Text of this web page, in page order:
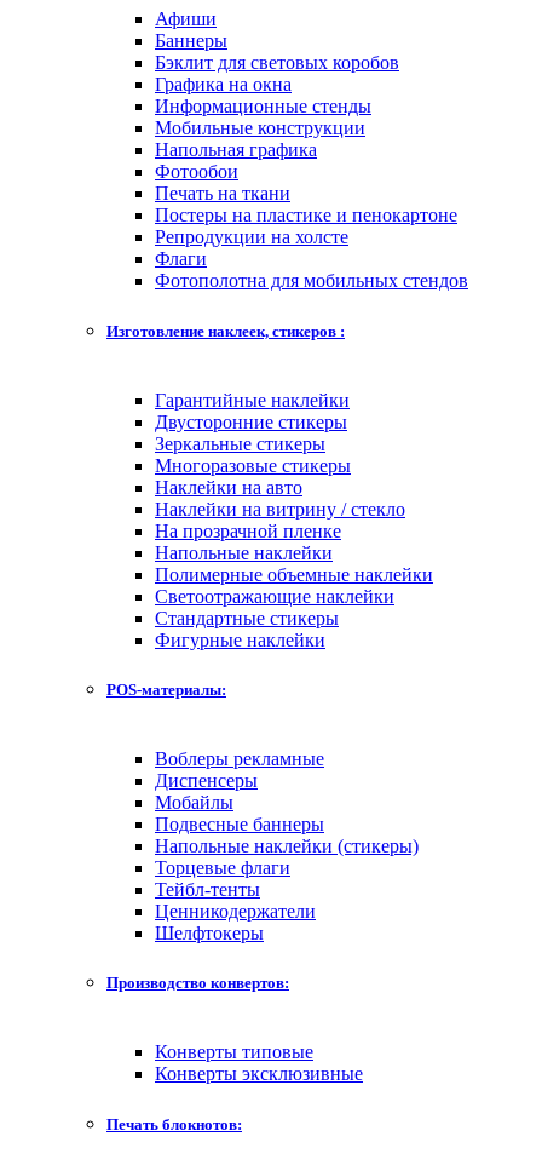
Афиши
Баннеры
Бэклит для световых коробов
Графика на окна
Информационные стенды
Мобильные конструкции
Напольная графика
Фотообои
Печать на ткани
Постеры на пластике и пенокартоне
Репродукции на холсте
Флаги
Фотополотна для мобильных стендов
Изготовление наклеек, стикеров :
Гарантийные наклейки
Двусторонние стикеры
Зеркальные стикеры
Многоразовые стикеры
Наклейки на авто
Наклейки на витрину / стекло
На прозрачной пленке
Напольные наклейки
Полимерные объемные наклейки
Светоотражающие наклейки
Стандартные стикеры
Фигурные наклейки
POS-материалы:
Воблеры рекламные
Диспенсеры
Мобайлы
Подвесные баннеры
Напольные наклейки (стикеры)
Торцевые флаги
Тейбл-тенты
Ценникодержатели
Шелфтокеры
Производство конвертов:
Конверты типовые
Конверты эксклюзивные
Печать блокнотов: